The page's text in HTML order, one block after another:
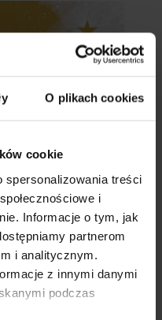
O plikach cookies
cookie
treści
i
Informacje o tym, jak
partnerom
i analitycznym.
z innymi danymi
podczas
SZUKAJ